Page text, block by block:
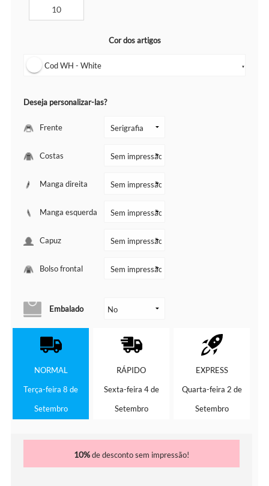
Cor dos artigos
Cod WH - White ▼
Deseja personalizar-las?
Frente
Costas
Manga direita
Manga esquerda
Capuz
Bolso frontal
Embalado
NORMAL
Terça-feira 8 de
Setembro
RÁPIDO
Sexta-feira 4 de
Setembro
EXPRESS
Quarta-feira 2 de
Setembro
10%de desconto sem impressão!